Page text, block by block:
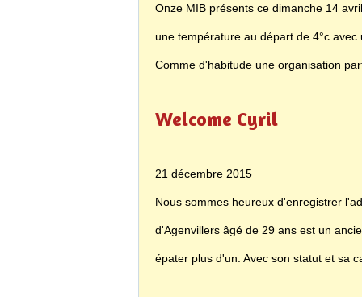
Onze MIB présents ce dimanche 14
une température au départ de 4°c
Comme d'habitude une organisation
Welcome Cyril
21 décembre 2015
Nous sommes heureux d'enregistrer
d'Agenvillers âgé de 29 ans est un
épater plus d'un. Avec son statut et sa